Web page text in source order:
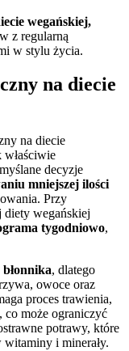
wegańskiej,
z regularną
w stylu życia.
na diecie
na diecie
właściwie
decyzje
mniejszej ilości
Przy
wegańskiej
tygodniowo,
, dlatego
owoce oraz
proces trawienia,
co może ograniczyć
potrawy, które
witaminy i minerały.